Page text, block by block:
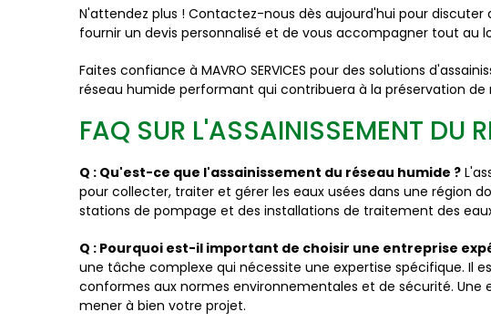
N'attendez plus ! Contactez-nous dès aujourd'hui pour
fournir un devis personnalisé et de vous accompagner tout au
Faites confiance à MAVRO SERVICES pour des solutions
réseau humide performant qui contribuera à la préservation
FAQ SUR L'ASSAINISSEMENT DU
Q : Qu'est-ce que l'assainissement du réseau humide ?
pour collecter, traiter et gérer les eaux usées dans une région
stations de pompage et des installations de traitement des
Q : Pourquoi est-il important de choisir une entreprise
une tâche complexe qui nécessite une expertise spécifique. Il
conformes aux normes environnementales et de sécurité. Une
mener à bien votre projet.